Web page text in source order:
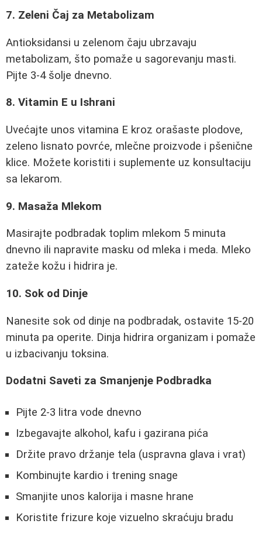
7. Zeleni Čaj za Metabolizam
Antioksidansi u zelenom čaju ubrzavaju
metabolizam, što pomaže u sagorevanju masti.
Pijte 3-4 šolje dnevno.
8. Vitamin E u Ishrani
Uvećajte unos vitamina E kroz orašaste plodove,
zeleno lisnato povrće, mlečne proizvode i pšenične
klice. Možete koristiti i suplemente uz konsultaciju
sa lekarom.
9. Masaža Mlekom
Masirajte podbradak toplim mlekom 5 minuta
dnevno ili napravite masku od mleka i meda. Mleko
zateže kožu i hidrira je.
10. Sok od Dinje
Nanesite sok od dinje na podbradak, ostavite 15-20
minuta pa operite. Dinja hidrira organizam i pomaže
u izbacivanju toksina.
Dodatni Saveti za Smanjenje Podbradka
Pijte 2-3 litra vode dnevno
Izbegavajte alkohol, kafu i gazirana pića
Držite pravo držanje tela (uspravna glava i vrat)
Kombinujte kardio i trening snage
Smanjite unos kalorija i masne hrane
Koristite frizure koje vizuelno skraćuju bradu